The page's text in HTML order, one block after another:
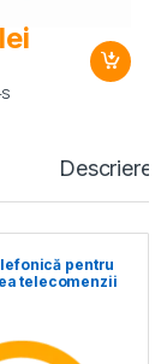
lei
Descriere
pentru
telecomenzii